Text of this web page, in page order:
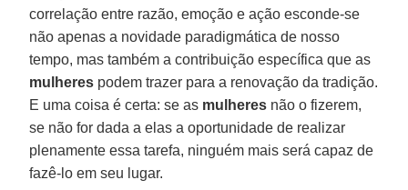
correlação entre razão, emoção e ação esconde-se
não apenas a novidade paradigmática de nosso
tempo, mas também a contribuição específica que as
mulheres podem trazer para a renovação da tradição.
E uma coisa é certa: se as mulheres não o fizerem,
se não for dada a elas a oportunidade de realizar
plenamente essa tarefa, ninguém mais será capaz de
fazê-lo em seu lugar.